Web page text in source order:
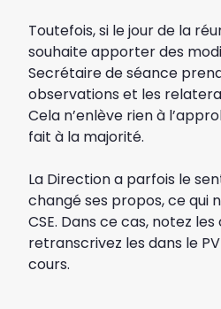
Toutefois, si le jour de la
souhaite apporter des
Secrétaire de séance
observations et les
Cela n’enlève rien à
fait à la majorité.
La Direction a parfois le
changé ses propos, ce qui
CSE. Dans ce cas, notez
retranscrivez les dans le
cours.